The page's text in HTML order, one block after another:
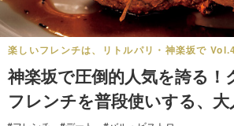
楽しいフレンチは、リトルパリ・神楽坂で
神楽坂で圧倒的人気を誇る！
フレンチを普段使いする、